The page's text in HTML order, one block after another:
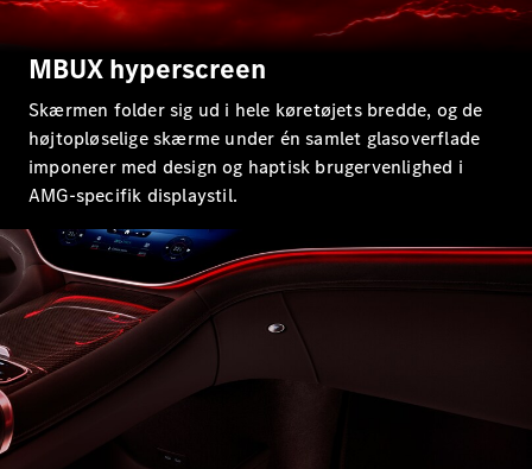
Alle SUVs
EQS
SUV
Elektrisk
Mercedes-
Maybach
EQS SUV
Elektrisk
GLA
GLA
Ny Elektrisk
GLA Ny
GLB Elektrisk
GLB
GLC
GLE Coupé
MBUX hyperscreen
Skærmen folder sig ud i hele køretøjets bredde, og de
højtopløselige skærme under én samlet glasoverflade
imponerer med design og haptisk brugervenlighed i
AMG-specifik displaystil.